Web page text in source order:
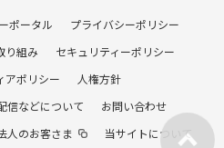
ポータル
プライバシーポリシー
り組み
セキュリティーポリシー
アポリシー
人権方針
信などについて
お問い合わせ
人のお客さま 当サイトについて